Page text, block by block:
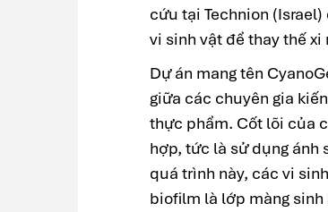
cứu tại Technion
vi sinh vật để thay thế
Dự án mang tên
giữa các chuyên gia
thực phẩm. Cốt lõi của
hợp, tức là sử dụng ánh
quá trình này, các vi
biofilm là lớp màng